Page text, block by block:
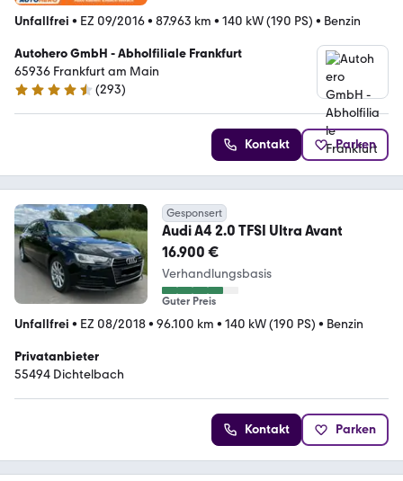
Unfallfrei • EZ 09/2016• 87.963 km • 140 kW (190 PS) • Benzin
Autohero GmbH - Abholfiliale Frankfurt
65936 Frankfurt am Main
4.6 Sterne
(293)
Kontakt Parken
Gesponsert
Audi A4 2.0 TFSI Ultra Avant
16.900 €
Verhandlungsbasis
Guter Preis
Unfallfrei • EZ 08/2018• 96.100 km • 140 kW (190 PS) • Benzin
Privatanbieter
55494 Dichtelbach
Kontakt Parken